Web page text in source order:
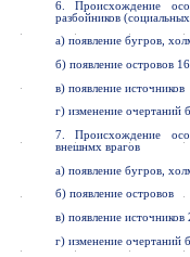
6. Происхождение
разбойников
а) появление бугров,
б) появление островов
в) появление источников
г) изменение очертаний
7. Происхождение
внешнмх врагов
а) появление бугров,
б) появление островов
в) появление источников
г) изменение очертаний